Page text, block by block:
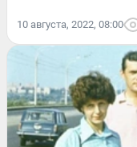
10 августа, 2022, 08:00